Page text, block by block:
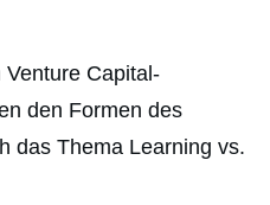
Capital-
den Formen des
das Thema Learning vs.